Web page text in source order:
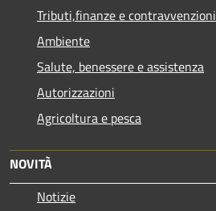
Tributi,finanze e contravvenzioni
Ambiente
Salute, benessere e assistenza
Autorizzazioni
Agricoltura e pesca
NOVITÀ
Notizie